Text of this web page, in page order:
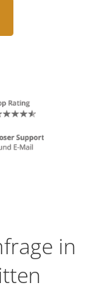
in